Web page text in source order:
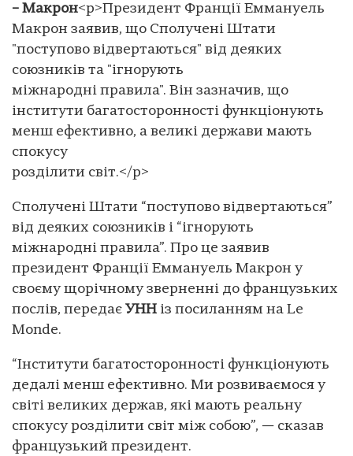
– Макрон<p>Президент Франції Еммануель
Макрон заявив, що Сполучені Штати
"поступово відвертаються" від деяких
союзників та "ігнорують
міжнародні правила". Він зазначив, що
інститути багатосторонності функціонують
менш ефективно, а великі держави мають
спокусу
розділити світ.</p>
Сполучені Штати “поступово відвертаються”
від деяких союзників і “ігнорують
міжнародні правила”. Про це заявив
президент Франції Еммануель Макрон у
своєму щорічному зверненні до французьких
послів, передає УНН із посиланням на Le
Monde.
“Інститути багатосторонності функціонують
дедалі менш ефективно. Ми розвиваємося у
світі великих держав, які мають реальну
спокусу розділити світ між собою”, — сказав
французький президент.